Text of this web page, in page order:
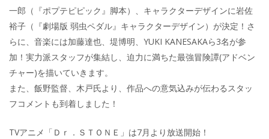
一郎（『ポプテピピック』脚本）、キャラクターデザインに岩佐
裕子（『劇場版 弱虫ペダル』キャラクターデザイン）が決定！さ
らに、音楽には加藤達也、堤博明、YUKI KANESAKAら3名が参
加！実力派スタッフが集結し、迫力に満ちた最強冒険譚(アドベン
チャー)を描いていきます。
また、飯野監督、木戸氏より、作品への意気込みが伝わるスタッ
フコメントも到着しました！
TVアニメ「Ｄｒ．ＳＴＯＮＥ」は7月より放送開始！